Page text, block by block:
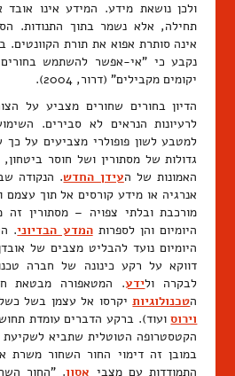
ולכן נושאת מידע. המידע אינו
תחילה, אלא נשמר בתוך התנודות.
אינה סותרת אפוא את תורת הקוונטים.
נקבע כי "אי-אפשר להשתמש בחורים
יקומים מקבילים" (דרור, 2004).
הדיון בחורים שחורים מצביע על
לרעיונות הנראים לא סבירים.
למטבע לשון פופולרי מצביעים על כך
גדולות של מסתורין ושל חוסר
האמונות של העידן החדש. הנקודה
אנרגיה או מידע קורסים אל תוך עצמם
מורכבת ובלתי צפויה – מסתורין
היומיום והן לספרותהמדע הבדיוני.
היומיום נועד להבליט מצבים של
דווקא על רקע כינונה של חברה
לבקרה ולידע. המטאפורה מבטאת
הטכנולוגיותיקרסו אל עצמן בשל כשל
וירוסועוד). ברקע הדברים עומדת
הקטסטרופה הטוטלית שתביא לשקיעת
במובן זה דימוי החור השחור משרת
התמודדות עם מצבי אסון. "החור